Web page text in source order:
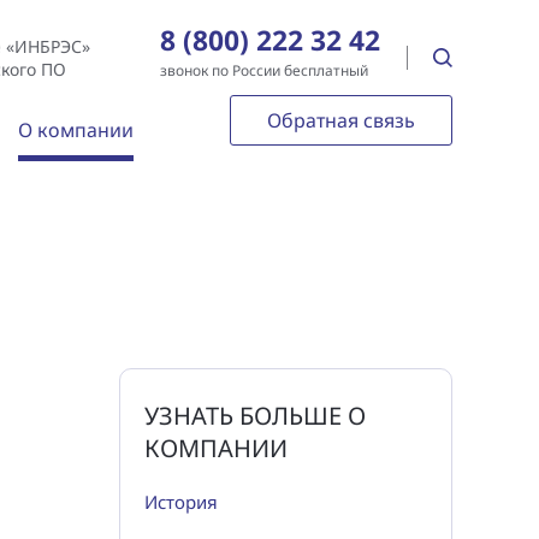
«ИНБРЭС»
ПО
8 (800) 222 32 42
звонок по России бесплатный
О компании Обратная связь
УЗНАТЬ БОЛЬШЕ О
КОМПАНИИ
История